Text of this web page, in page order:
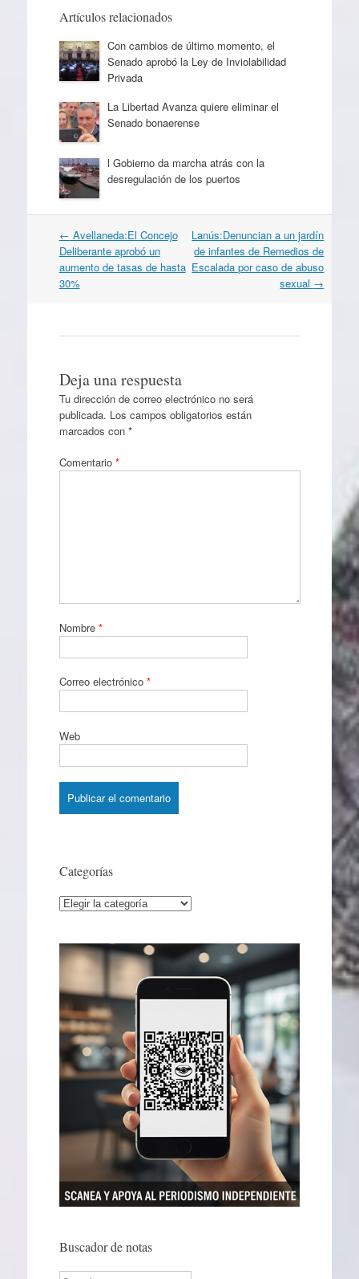
Artículos relacionados
Con cambios de último momento, el
Senado aprobó la Ley de Inviolabilidad
Privada
La Libertad Avanza quiere eliminar el
Senado bonaerense
l Gobierno da marcha atrás con la
desregulación de los puertos
Navegación
por
artículos
← Avellaneda:El Concejo
Deliberante aprobó un
aumento de tasas de hasta
30%
Lanús:Denuncian a un jardín
de infantes de Remedios de
Escalada por caso de abuso
sexual →
Deja una respuesta
Tu dirección de correo electrónico no será
publicada. Los campos obligatorios están
marcados con *
Comentario *
Nombre *
Correo electrónico *
Web
Categorías
Categorías
Buscador de notas